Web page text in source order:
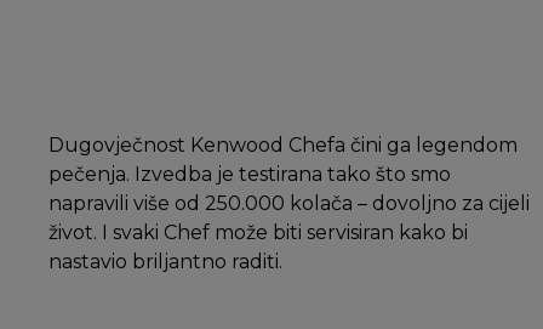
Dugovječnost Kenwood Chefa čini ga legendom
pečenja. Izvedba je testirana tako što smo
napravili više od 250.000 kolača – dovoljno za cijeli
život. I svaki Chef može biti servisiran kako bi
nastavio briljantno raditi.